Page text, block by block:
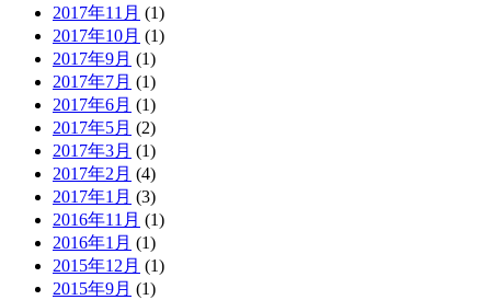
2017年11月 (1)
2017年10月 (1)
2017年9月 (1)
2017年7月 (1)
2017年6月 (1)
2017年5月 (2)
2017年3月 (1)
2017年2月 (4)
2017年1月 (3)
2016年11月 (1)
2016年1月 (1)
2015年12月 (1)
2015年9月 (1)